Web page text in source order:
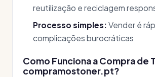
reutilização e reciclagem
Processo simples: Vender é
complicações burocráticas
Como Funciona a Compra de
compramostoner.pt?